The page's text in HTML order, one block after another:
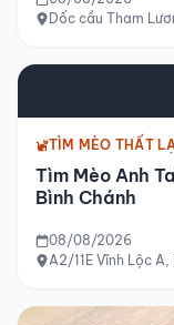
Dốc cầu Tham
TÌM MÈO THẤT
Tìm Mèo Anh
Bình Chánh
08/08/2026
A2/11E Vĩnh Lộc